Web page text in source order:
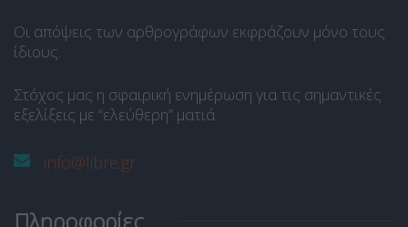
Οι απόψεις των αρθρογράφων εκφράζουν μόνο τους
ίδιους.
Στόχος μας η σφαιρική ενημέρωση για τις σημαντικές
εξελίξεις με “ελεύθερη” ματιά.
info@libre.gr
Πληροφορίες